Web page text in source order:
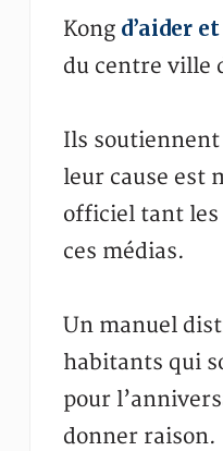
Kong d’aider
du centre ville
Ils
leur cause est
officiel tant
ces médias.
Un manuel
habitants qui
pour
donner raison.